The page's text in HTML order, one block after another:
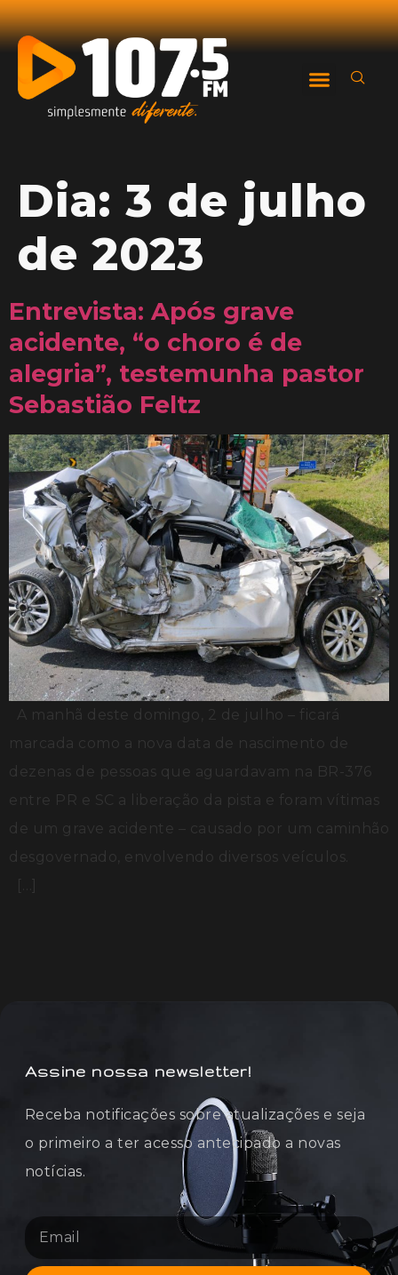
Dia: 3 de julho
de 2023
Entrevista: Após grave
acidente, “o choro é de
alegria”, testemunha pastor
Sebastião Feltz
A manhã deste domingo, 2 de julho – ficará
marcada como a nova data de nascimento de
dezenas de pessoas que aguardavam na BR-376
entre PR e SC a liberação da pista e foram vítimas
de um grave acidente – causado por um caminhão
desgovernado, envolvendo diversos veículos.
[…]
Assine nossa newsletter!
Receba notificações sobre atualizações e seja
o primeiro a ter acesso antecipado a novas
notícias.